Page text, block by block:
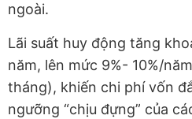
ngoài.
Lãi suất huy động tăng
năm, lên mức 9%- 10%/
tháng), khiến chi phí vốn
ngưỡng “chịu đựng” của